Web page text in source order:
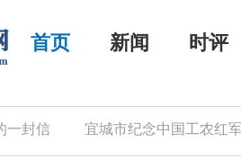
首页 新闻 时评
封信 宜城市纪念中国工农红